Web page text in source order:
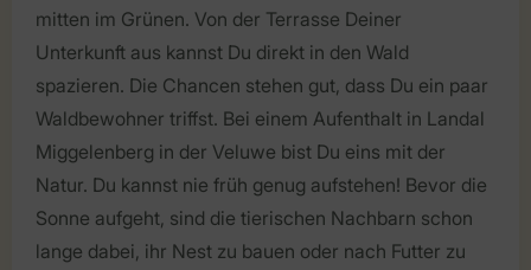
mitten im Grünen. Von der Terrasse Deiner
Unterkunft aus kannst Du direkt in den Wald
spazieren. Die Chancen stehen gut, dass Du ein paar
Waldbewohner triffst. Bei einem Aufenthalt in Landal
Miggelenberg in der Veluwe bist Du eins mit der
Natur. Du kannst nie früh genug aufstehen! Bevor die
Sonne aufgeht, sind die tierischen Nachbarn schon
lange dabei, ihr Nest zu bauen oder nach Futter zu